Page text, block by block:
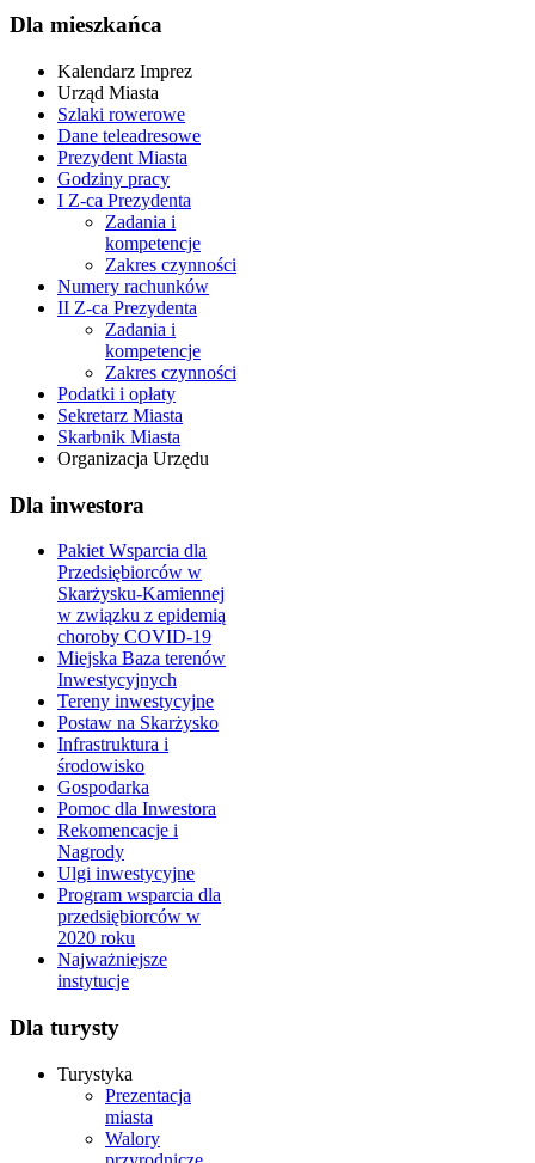
Dla mieszkańca
Kalendarz Imprez
Urząd Miasta
Szlaki rowerowe
Dane teleadresowe
Prezydent Miasta
Godziny pracy
I Z-ca Prezydenta
Zadania i
kompetencje
Zakres czynności
Numery rachunków
II Z-ca Prezydenta
Zadania i
kompetencje
Zakres czynności
Podatki i opłaty
Sekretarz Miasta
Skarbnik Miasta
Organizacja Urzędu
Dla inwestora
Pakiet Wsparcia dla
Przedsiębiorców w
Skarżysku-Kamiennej
w związku z epidemią
choroby COVID-19
Miejska Baza terenów
Inwestycyjnych
Tereny inwestycyjne
Postaw na Skarżysko
Infrastruktura i
środowisko
Gospodarka
Pomoc dla Inwestora
Rekomencacje i
Nagrody
Ulgi inwestycyjne
Program wsparcia dla
przedsiębiorców w
2020 roku
Najważniejsze
instytucje
Dla turysty
Turystyka
Prezentacja
miasta
Walory